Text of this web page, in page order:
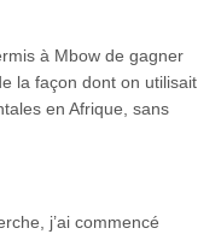
à Mbow de gagner
la façon dont on utilisait
en Afrique, sans
j’ai commencé